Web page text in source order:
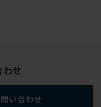
わせ
い合わせ